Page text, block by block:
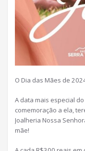
O Dia das Mães de
A data mais especial
comemoração a ela,
Joalheria Nossa
mãe!